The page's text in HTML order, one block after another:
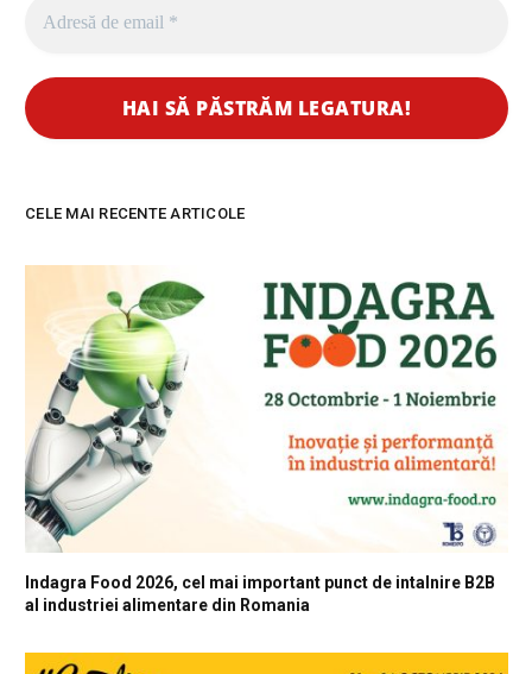
CELE MAI RECENTE ARTICOLE
Indagra Food 2026, cel mai important punct de intalnire B2B
al industriei alimentare din Romania